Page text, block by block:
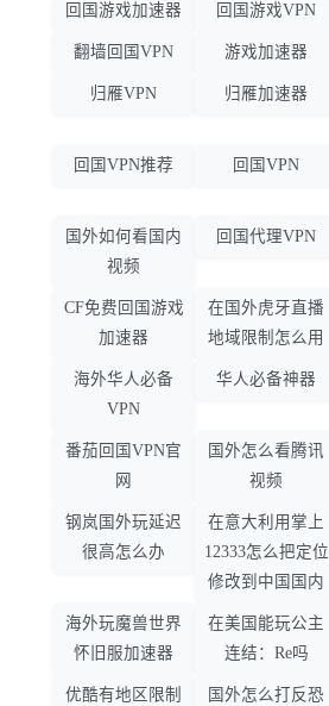
回国游戏加速器 回国游戏VPN
翻墙回国VPN 游戏加速器
归雁VPN 归雁加速器
回国VPN推荐 回国VPN
国外如何看国内
视频
回国代理VPN
CF免费回国游戏
加速器
在国外虎牙直播
地域限制怎么用
海外华人必备
VPN
华人必备神器
番茄回国VPN官
网
国外怎么看腾讯
视频
钢岚国外玩延迟
很高怎么办
在意大利用掌上
12333怎么把定位
修改到中国国内
海外玩魔兽世界
怀旧服加速器
在美国能玩公主
连结：Re吗
优酷有地区限制
国外怎么打反恐